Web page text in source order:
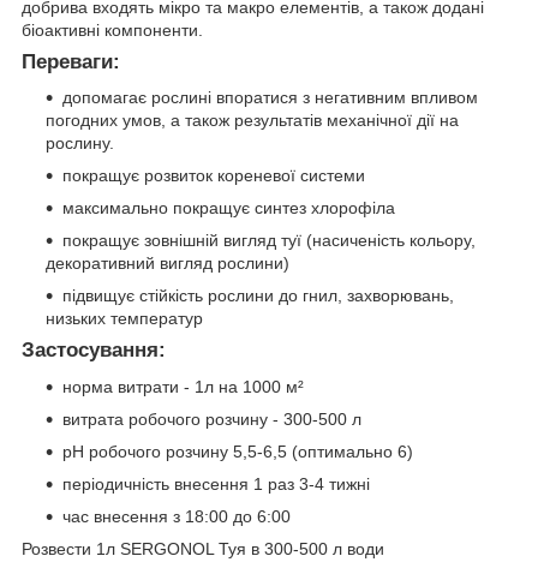
добрива входять мікро та макро елементів, а також додані
біоактивні компоненти.
Переваги:
допомагає рослині впоратися з негативним впливом
погодних умов, а також результатів механічної дії на
рослину.
покращує розвиток кореневої системи
максимально покращує синтез хлорофіла
покращує зовнішній вигляд туї (насиченість кольору,
декоративний вигляд рослини)
підвищує стійкість рослини до гнил, захворювань,
низьких температур
Застосування:
норма витрати - 1л на 1000 м²
витрата робочого розчину - 300-500 л
рН робочого розчину 5,5-6,5 (оптимально 6)
періодичність внесення 1 раз 3-4 тижні
час внесення з 18:00 до 6:00
Розвести 1л SERGONOL Туя в 300-500 л води